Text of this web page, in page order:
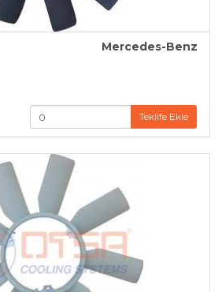
Mercedes-Benz
Teklife Ekle